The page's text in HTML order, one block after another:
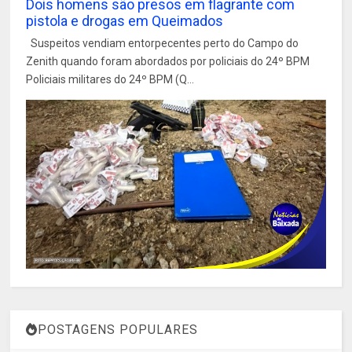
Dois homens são presos em flagrante com
pistola e drogas em Queimados
Suspeitos vendiam entorpecentes perto do Campo do
Zenith quando foram abordados por policiais do 24º BPM
Policiais militares do 24º BPM (Q...
POSTAGENS POPULARES